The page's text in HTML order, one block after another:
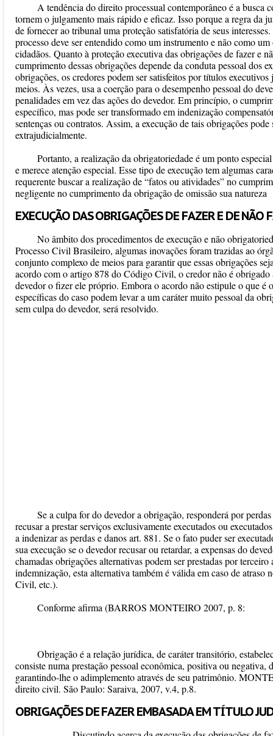
A tendência do direito processual contemporâneo é a busca
tornem o julgamento mais rápido e eficaz. Isso porque a regra da
de fornecer ao tribunal uma proteção satisfatória de seus
processo deve ser entendido como um instrumento e não como
cidadãos. Quanto à proteção executiva das obrigações de fazer e
cumprimento dessas obrigações depende da conduta pessoal dos
obrigações, os credores podem ser satisfeitos por títulos
meios. Às vezes, usa a coerção para o desempenho pessoal do
penalidades em vez das ações do devedor. Em princípio, o
específico, mas pode ser transformado em indenização
sentenças ou contratos. Assim, a execução de tais obrigações
extrajudicialmente.
Portanto, a realização da obrigatoriedade é um ponto
e merece atenção especial. Esse tipo de execução tem algumas
requerente buscar a realização de “fatos ou atividades” no
negligente no cumprimento da obrigação de omissão sua natureza
EXECUÇÃO DAS OBRIGAÇÕES DE FAZER E DE NÃO
No âmbito dos procedimentos de execução e não
Processo Civil Brasileiro, algumas inovações foram trazidas ao
conjunto complexo de meios para garantir que essas obrigações
acordo com o artigo 878 do Código Civil, o credor não é obrigado
devedor o fizer ele próprio. Embora o acordo não estipule o que é
específicas do caso podem levar a um caráter muito pessoal da
sem culpa do devedor, será resolvido.
Se a culpa for do devedor a obrigação, responderá por
recusar a prestar serviços exclusivamente executados ou
a indenizar as perdas e danos art. 881. Se o fato puder ser
sua execução se o devedor recusar ou retardar, a expensas do
chamadas obrigações alternativas podem ser prestadas por
indemnização, esta alternativa também é válida em caso de
Civil, etc.).
Conforme afirma (BARROS MONTEIRO 2007, p. 8:
Obrigação é a relação jurídica, de caráter transitório,
consiste numa prestação pessoal econômica, positiva ou
garantindo-lhe o adimplemento através de seu patrimônio.
direito civil. São Paulo: Saraiva, 2007, v.4, p.8.
OBRIGAÇÕES DE FAZER EMBASADA EM TÍTULO